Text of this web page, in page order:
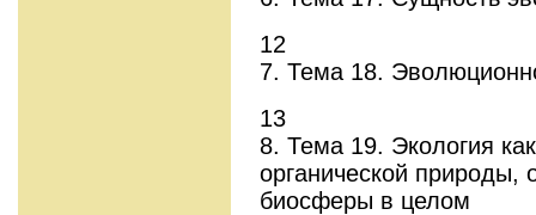
12
7. Тема 18.
13
8. Тема 19. Экология
органической природы,
биосферы в целом